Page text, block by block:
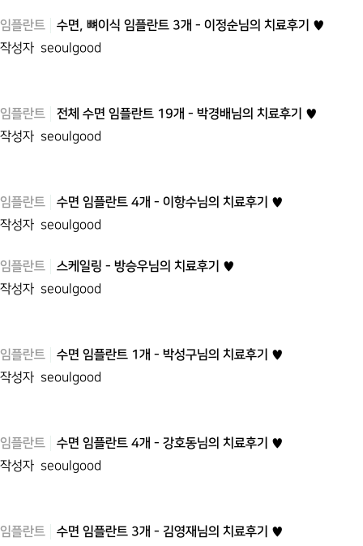
임플란트 수면, 뼈이식 임플란트 3개 - 이정순님의 치료후기 ♥
작성자 seoulgood
임플란트 전체 수면 임플란트 19개 - 박경배님의 치료후기 ♥
작성자 seoulgood
임플란트 수면 임플란트 4개 - 이항수님의 치료후기 ♥
작성자 seoulgood
임플란트 스케일링 - 방승우님의 치료후기 ♥
작성자 seoulgood
임플란트 수면 임플란트 1개 - 박성구님의 치료후기 ♥
작성자 seoulgood
임플란트 수면 임플란트 4개 - 강호동님의 치료후기 ♥
작성자 seoulgood
임플란트 수면 임플란트 3개 - 김영재님의 치료후기 ♥